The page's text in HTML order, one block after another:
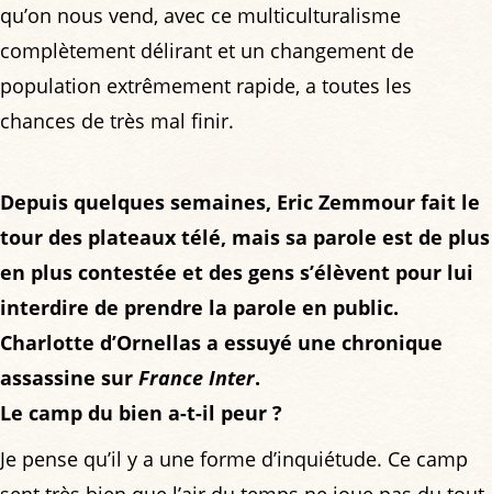
qu’on nous vend, avec ce multiculturalisme
complètement délirant et un changement de
population extrêmement rapide, a toutes les
chances de très mal finir.
Depuis quelques semaines, Eric Zemmour fait le
tour des plateaux télé, mais sa parole est de plus
en plus contestée et des gens s’élèvent pour lui
interdire de prendre la parole en public.
Charlotte d’Ornellas a essuyé une chronique
assassine sur France Inter.
Le camp du bien a-t-il peur ?
Je pense qu’il y a une forme d’inquiétude. Ce camp